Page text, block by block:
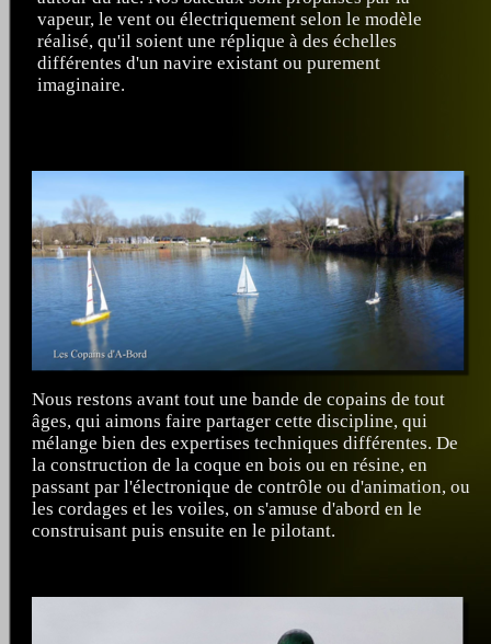
vapeur, le vent ou électriquement selon le modèle
réalisé, qu'il soient une réplique à des échelles
différentes d'un navire existant ou purement
imaginaire.
Nous restons avant tout une bande de copains de tout
âges, qui aimons faire partager cette discipline, qui
mélange bien des expertises techniques différentes. De
la construction de la coque en bois ou en résine, en
passant par l'électronique de contrôle ou d'animation, ou
les cordages et les voiles, on s'amuse d'abord en le
construisant puis ensuite en le pilotant.